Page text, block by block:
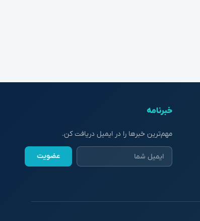
خبرنامه
مهم‌ترین خبرها را در ایمیل دریافت کن.
عضویت